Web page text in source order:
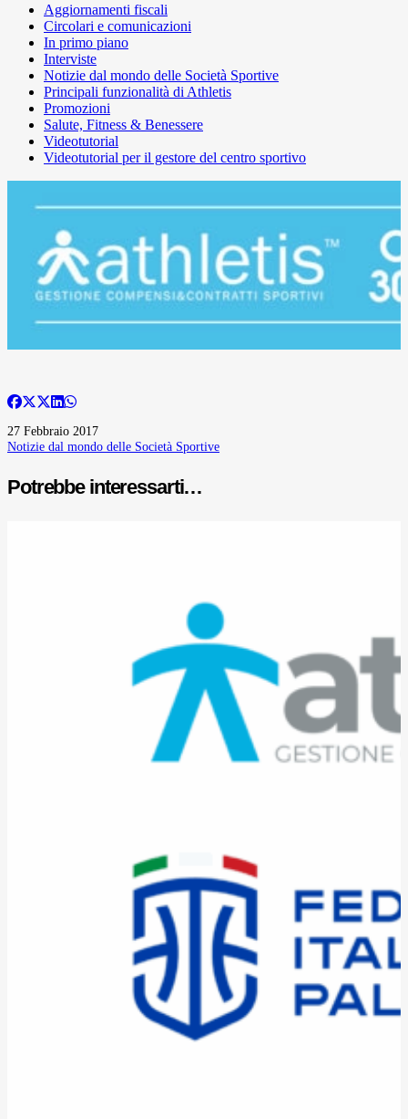
Aggiornamenti fiscali
Circolari e comunicazioni
In primo piano
Interviste
Notizie dal mondo delle Società Sportive
Principali funzionalità di Athletis
Promozioni
Salute, Fitness & Benessere
Videotutorial
Videotutorial per il gestore del centro sportivo
27 Febbraio 2017
Notizie dal mondo delle Società Sportive
Potrebbe interessarti…